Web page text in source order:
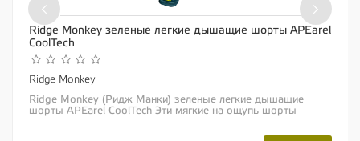
Ridge Monkey зеленые легкие дышащие шорты APEarel
CoolTech
Ridge Monkey
Ridge Monkey (Ридж Манки) зеленые легкие дышащие
шорты APEarel CoolTech Эти мягкие на ощупь шорты
‹ ›